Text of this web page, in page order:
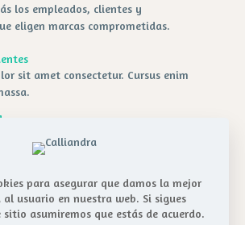
los empleados, clientes y
eligen marcas comprometidas.
sit amet consectetur. Cursus enim
positivo en el planeta, pero nuestros
sit amet consectetur. Aliquam
para asegurar que damos la mejor
al usuario en nuestra web. Si sigues
asumiremos que estás de acuerdo.